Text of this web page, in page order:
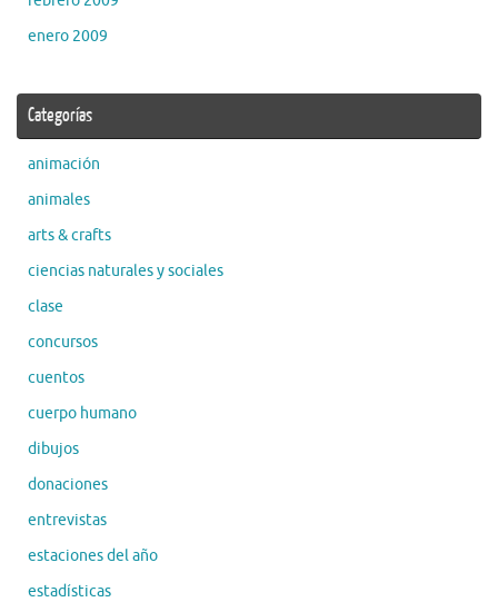
enero 2009
Categorías
animación
animales
arts & crafts
ciencias naturales y sociales
clase
concursos
cuentos
cuerpo humano
dibujos
donaciones
entrevistas
estaciones del año
estadísticas